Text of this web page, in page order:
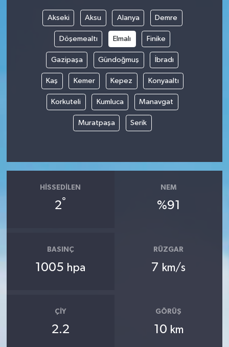
Akseki Aksu Alanya Demre
Döşemealtı Elmalı Finike
Gazipaşa Gündoğmuş İbradı
Kaş Kemer Kepez Konyaaltı
Korkuteli Kumluca Manavgat
Muratpaşa Serik
HISSEDILEN
2°
NEM
%91
BASINÇ
1005 hpa
RÜZGAR
7 km/s
ÇIY
2.2
GÖRÜŞ
10 km